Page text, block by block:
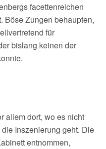
facettenreichen
Böse Zungen behaupten,
für
bislang keinen der
allem dort, wo es nicht
Inszenierung geht. Die
entnommen,